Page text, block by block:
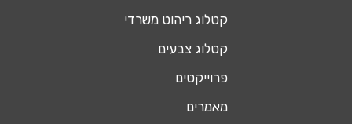
קטלוג ריהוט משרדי
קטלוג צבעים
פרוייקטים
מאמרים